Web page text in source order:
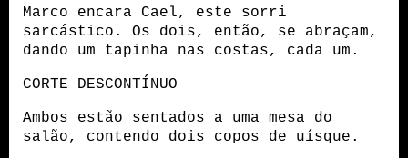
Marco encara Cael, este sorri
sarcástico. Os dois, então, se abraçam,
dando um tapinha nas costas, cada um.
CORTE DESCONTÍNUO
Ambos estão sentados a uma mesa do
salão, contendo dois copos de uísque.